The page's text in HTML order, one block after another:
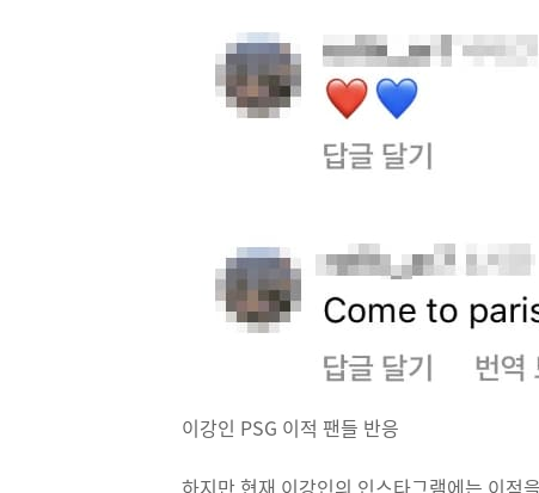
이강인 PSG 이적 팬들 반응
하지만 현재 이강인의 인스타그램에는 이적